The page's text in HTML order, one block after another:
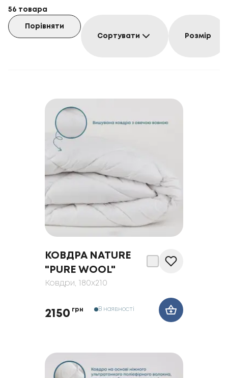
Порівняти
Сортувати
Розмір
56 товара
КОВДРА NATURE
"PURE WOOL"
Ковдри, 180x210
2150 грн В наявності